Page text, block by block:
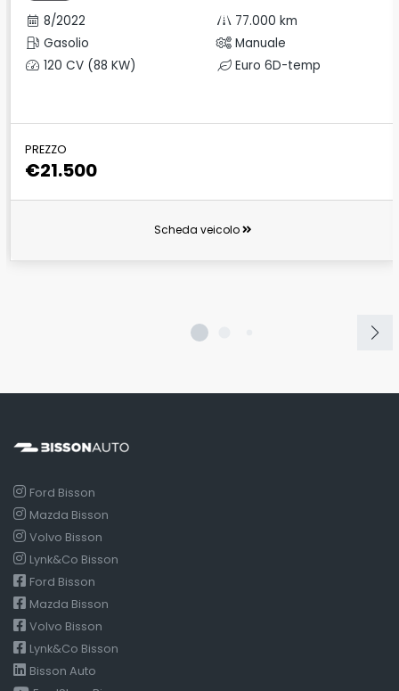
8/2022
77.000 km
Gasolio
Manuale
120 CV (88 KW)
Euro 6D-temp
PREZZO
€21.500
Scheda veicolo
Ford Bisson
Mazda Bisson
Volvo Bisson
Lynk&Co Bisson
Ford Bisson
Mazda Bisson
Volvo Bisson
Lynk&Co Bisson
Bisson Auto